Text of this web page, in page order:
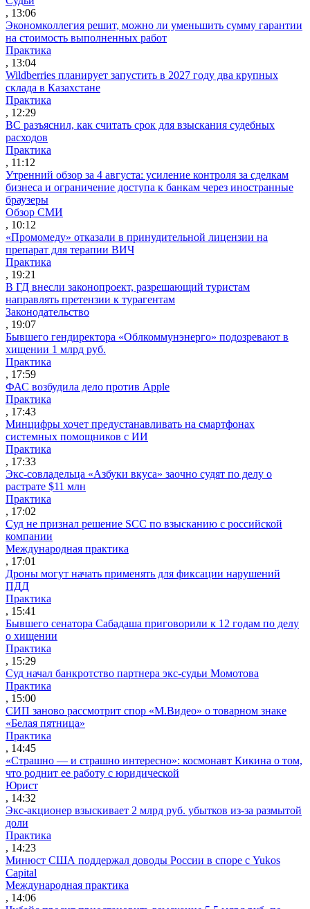
, 13:06
Экономколлегия решит, можно ли уменьшить сумму гарантии
на стоимость выполненных работ
Практика
, 13:04
Wildberries планирует запустить в 2027 году два крупных
склада в Казахстане
Практика
, 12:29
ВС разъяснил, как считать срок для взыскания судебных
расходов
Практика
, 11:12
Утренний обзор за 4 августа: усиление контроля за сделкам
бизнеса и ограничение доступа к банкам через иностранные
браузеры
Обзор СМИ
, 10:12
«Промомеду» отказали в принудительной лицензии на
препарат для терапии ВИЧ
Практика
, 19:21
В ГД внесли законопроект, разрешающий туристам
направлять претензии к турагентам
Законодательство
, 19:07
Бывшего гендиректора «Облкоммунэнерго» подозревают в
хищении 1 млрд руб.
Практика
, 17:59
ФАС возбудила дело против Apple
Практика
, 17:43
Минцифры хочет предустанавливать на смартфонах
системных помощников с ИИ
Практика
, 17:33
Экс-совладельца «Азбуки вкуса» заочно судят по делу о
растрате $11 млн
Практика
, 17:02
Суд не признал решение SCC по взысканию с российской
компании
Международная практика
, 17:01
Дроны могут начать применять для фиксации нарушений
ПДД
Практика
, 15:41
Бывшего сенатора Сабадаша приговорили к 12 годам по делу
о хищении
Практика
, 15:29
Суд начал банкротство партнера экс-судьи Момотова
Практика
, 15:00
СИП заново рассмотрит спор «М.Видео» о товарном знаке
«Белая пятница»
Практика
, 14:45
«Страшно — и страшно интересно»: космонавт Кикина о том,
что роднит ее работу с юридической
Юрист
, 14:32
Экс-акционер взыскивает 2 млрд руб. убытков из-за размытой
доли
Практика
, 14:23
Минюст США поддержал доводы России в споре с Yukos
Capital
Международная практика
, 14:06